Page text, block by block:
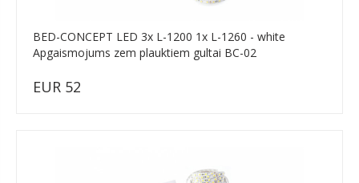
BED-CONCEPT LED 3x L-1200 1x L-1260 - white
Apgaismojums zem plauktiem gultai BC-02
EUR 52